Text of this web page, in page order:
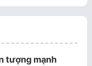
tượng mạnh